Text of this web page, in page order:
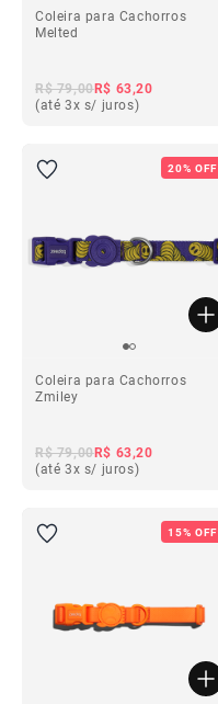
Coleira para Cachorros
Melted
R$ 79,00R$ 63,20
(até 3x s/ juros)
20% OFF
Coleira para Cachorros
Zmiley
R$ 79,00R$ 63,20
(até 3x s/ juros)
15% OFF